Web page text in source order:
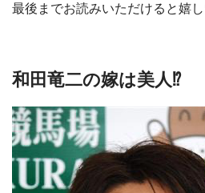
最後までお読みいただけると嬉し
和田竜二の嫁は美人⁉︎